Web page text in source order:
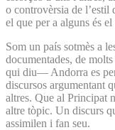
o controvèrsia de l’estil
el que per a alguns és
Som un país sotmès a
documentades, de
qui diu— Andorra es
discursos argumentant
altres. Que al Principat
altre tòpic. Un discurs
assimilen i fan seu.